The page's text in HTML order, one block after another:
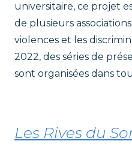
universitaire, ce projet
de plusieurs
violences et les
2022, des séries de
sont organisées dans
Les Rives du